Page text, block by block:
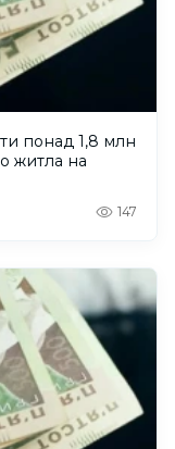
понад 1,8 млн
житла на
147